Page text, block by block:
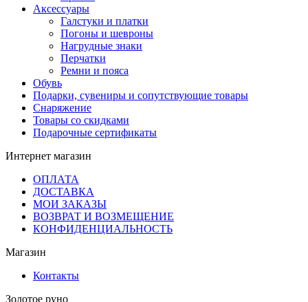
Аксессуары
Галстуки и платки
Погоны и шевроны
Нагрудные знаки
Перчатки
Ремни и пояса
Обувь
Подарки, сувениры и сопутствующие товары
Снаряжение
Товары со скидками
Подарочные сертификаты
Интернет магазин
ОПЛАТА
ДОСТАВКА
МОИ ЗАКАЗЫ
ВОЗВРАТ И ВОЗМЕЩЕНИЕ
КОНФИДЕНЦИАЛЬНОСТЬ
Магазин
Контакты
Золотое руно